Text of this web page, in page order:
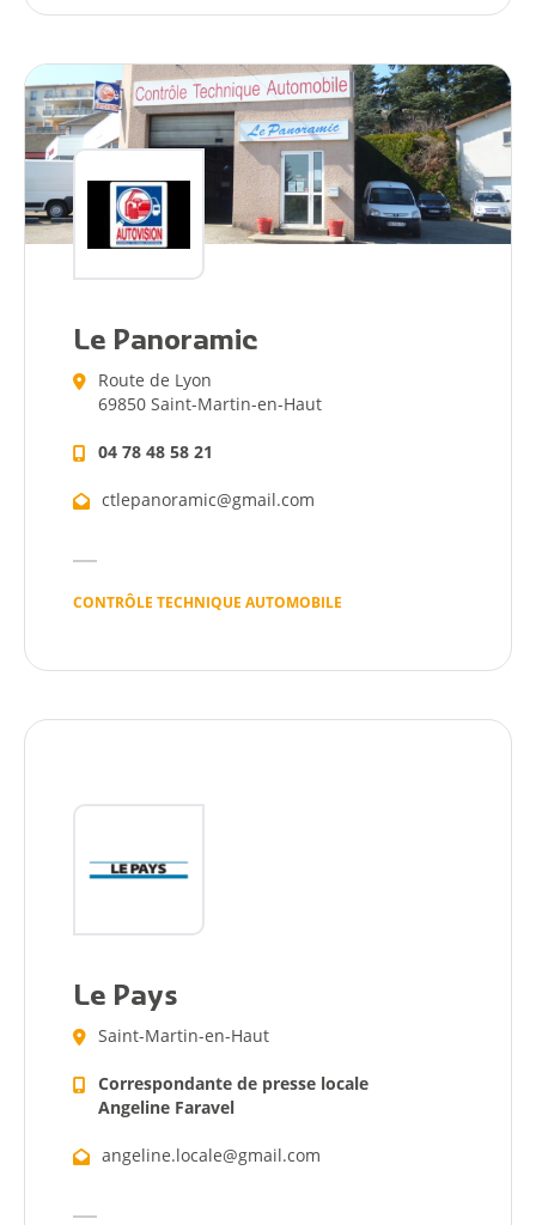
Le Panoramic
Route de Lyon
69850 Saint-Martin-en-Haut
04 78 48 58 21
ctlepanoramic@gmail.com
CONTRÔLE TECHNIQUE AUTOMOBILE
Le Pays
Saint-Martin-en-Haut
Correspondante de presse locale
Angeline Faravel
angeline.locale@gmail.com